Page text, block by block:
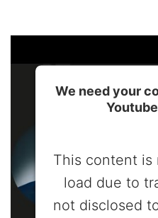
We need your
This content
load due to
not disclosed